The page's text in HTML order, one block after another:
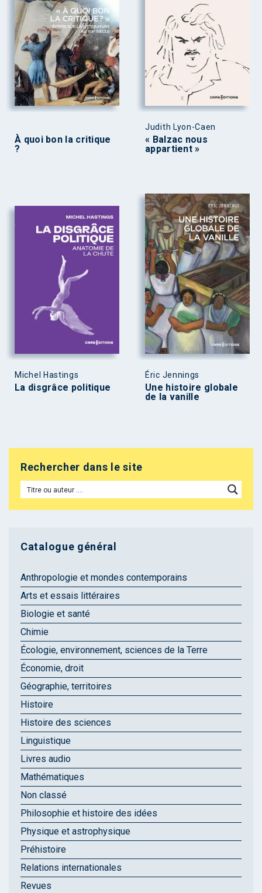
À quoi bon la critique
?
Judith Lyon-Caen
« Balzac nous
appartient »
Michel Hastings
La disgrâce politique
Éric Jennings
Une histoire globale
de la vanille
Rechercher dans le site
Catalogue général
Anthropologie et mondes contemporains
Arts et essais littéraires
Biologie et santé
Chimie
Écologie, environnement, sciences de la Terre
Économie, droit
Géographie, territoires
Histoire
Histoire des sciences
Linguistique
Livres audio
Mathématiques
Non classé
Philosophie et histoire des idées
Physique et astrophysique
Préhistoire
Relations internationales
Revues